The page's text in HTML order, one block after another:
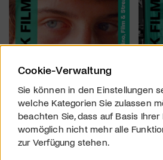
Cookie-Verwaltung
Sie können in den Einstellungen
welche Kategorien Sie zulassen
beachten Sie, dass auf Basis Ihrer
womöglich nicht mehr alle
zur Verfügung stehen.